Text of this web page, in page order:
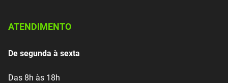
ATENDIMENTO
De segunda à sexta
Das 8h às 18h